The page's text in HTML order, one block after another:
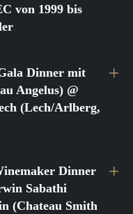
von 1999 bis
Dinner mit
Angelus) @
(Lech/Arlberg,
Dinner
Sabathi
(Chateau Smith